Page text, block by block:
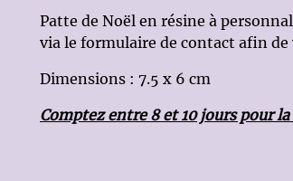
Patte de Noël en résine à
via le formulaire de contact afin
Dimensions : 7.5 x 6 cm
Comptez entre 8 et 10 jours pour